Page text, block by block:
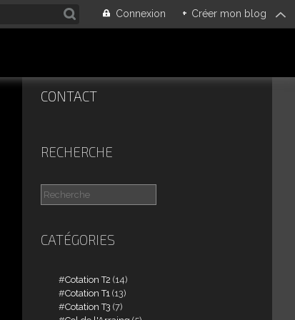
Connexion + Créer mon blog
CONTACT
RECHERCHE
CATÉGORIES
Cotation T2 (14)
Cotation T1 (13)
Cotation T3 (7)